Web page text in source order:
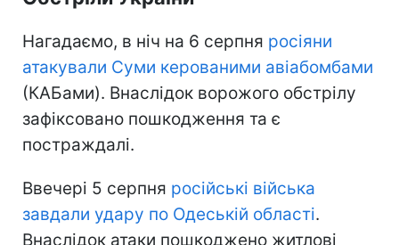
Нагадаємо, в ніч на 6 серпня росіяни
атакували Суми керованими авіабомбами
(КАБами). Внаслідок ворожого обстрілу
зафіксовано пошкодження та є
постраждалі.
Ввечері 5 серпня російські війська
завдали удару по Одеській області.
Внаслідок атаки пошкоджено житлові